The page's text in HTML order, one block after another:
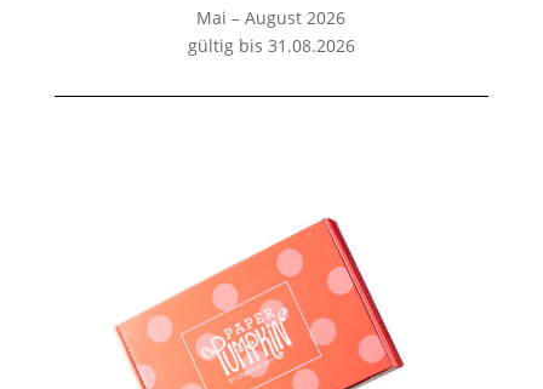
Mai – August 2026
gültig bis 31.08.2026